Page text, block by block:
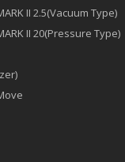
II 2.5(Vacuum Type)
II 20(Pressure Type)